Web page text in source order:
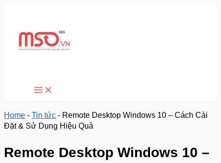
dung
Home - Tin tức - Remote Desktop Windows 10 – Cách Cài
Đặt & Sử Dụng Hiệu Quả
Remote Desktop Windows 10 –